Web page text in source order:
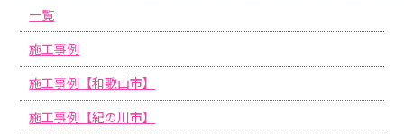
一覧
施工事例
施工事例【和歌山市】
施工事例【紀の川市】